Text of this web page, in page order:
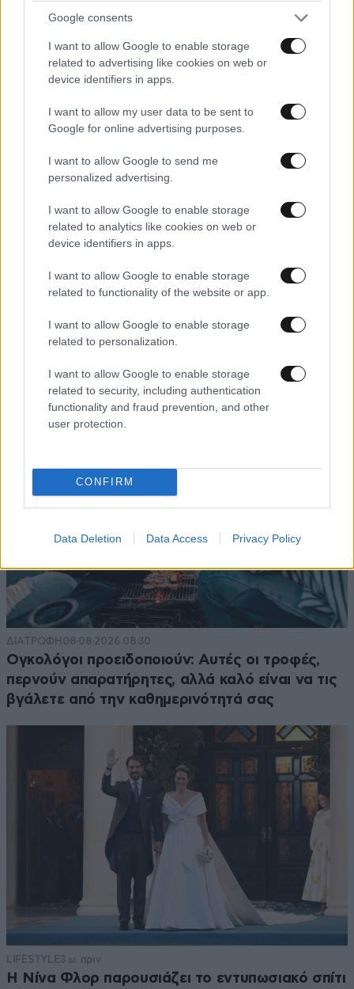
Google consents
I want to allow Google to enable storage
related to advertising like cookies on web or
device identifiers in apps.
I want to allow my user data to be sent to
Google for online advertising purposes.
I want to allow Google to send me
personalized advertising.
I want to allow Google to enable storage
related to analytics like cookies on web or
device identifiers in apps.
I want to allow Google to enable storage
related to functionality of the website or app.
I want to allow Google to enable storage
related to personalization.
I want to allow Google to enable storage
related to security, including authentication
functionality and fraud prevention, and other
user protection.
CONFIRM
Data Deletion Data Access Privacy Policy
Νία Βαρντάλος – Σπύρος Κατσαγάνης: Μια
σχέση που θυμίζει σενάριο ταινίας και μετρά
ΔΙΑΤΡΟΦΗ 08·08·2026 08:30
Ογκολόγοι προειδοποιούν: Αυτές οι τροφές,
περνούν απαρατήρητες, αλλά καλό είναι να τις
βγάλετε από την καθημερινότητά σας
LIFESTYLE3 ω. πριν
Η Νίνα Φλορ παρουσιάζει το εντυπωσιακό σπίτι